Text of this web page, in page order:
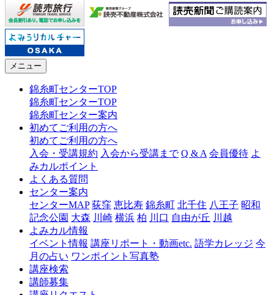
メニュー
錦糸町センターTOP
錦糸町センターTOP
錦糸町センター案内
初めてご利用の方へ
初めてご利用の方へ
入会・受講規約 入会から受講まで Q & A 会員優待 よ
みカルポイント
よくある質問
センター案内
センターMAP 荻窪 恵比寿 錦糸町 北千住 八王子 昭和
記念公園 大森 川崎 横浜 柏 川口 自由が丘 川越
よみカル情報
イベント情報 講座リポート・動画etc. 語学カレッジ 今
月の占い ワンポイント写真塾
講座検索
講師募集